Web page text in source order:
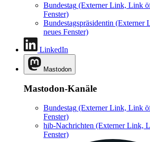
Bundestag (Externer Link, Link
Fenster)
Bundestagspräsidentin (Externer
neues Fenster)
LinkedIn
Mastodon
Mastodon-Kanäle
Bundestag (Externer Link, Link
Fenster)
hib-Nachrichten (Externer Link,
Fenster)